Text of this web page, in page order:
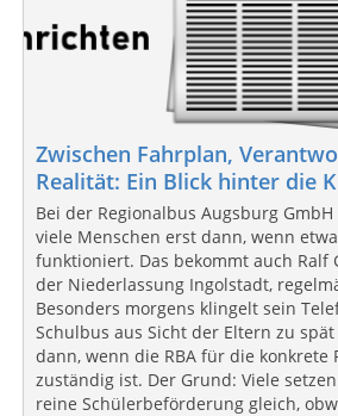
Zwischen Fahrplan,
Realität: Ein Blick hinter die
Bei der Regionalbus Augsburg GmbH
viele Menschen erst dann, wenn
funktioniert. Das bekommt auch Ralf
der Niederlassung Ingolstadt,
Besonders morgens klingelt sein
Schulbus aus Sicht der Eltern zu
dann, wenn die RBA für die konkrete
zuständig ist. Der Grund: Viele
reine Schülerbeförderung gleich,